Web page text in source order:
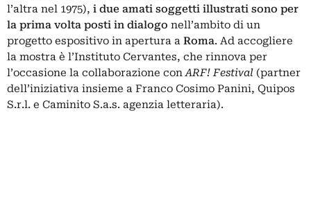
l’altra nel 1975), i due amati soggetti illustrati sono per
la prima volta posti in dialogo nell’ambito di un
progetto espositivo in apertura a Roma. Ad accogliere
la mostra è l’Instituto Cervantes, che rinnova per
l’occasione la collaborazione conARF! Festival (partner
dell’iniziativa insieme a Franco Cosimo Panini, Quipos
S.r.l. e Caminito S.a.s. agenzia letteraria).